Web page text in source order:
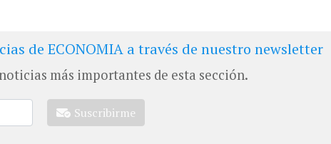
de ECONOMIA a través de nuestro newsletter
más importantes de esta sección.
Suscribirme